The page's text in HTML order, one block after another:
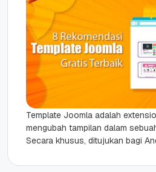
Template Joomla adalah
mengubah tampilan dalam
Secara khusus, ditujukan bagi
jenis...